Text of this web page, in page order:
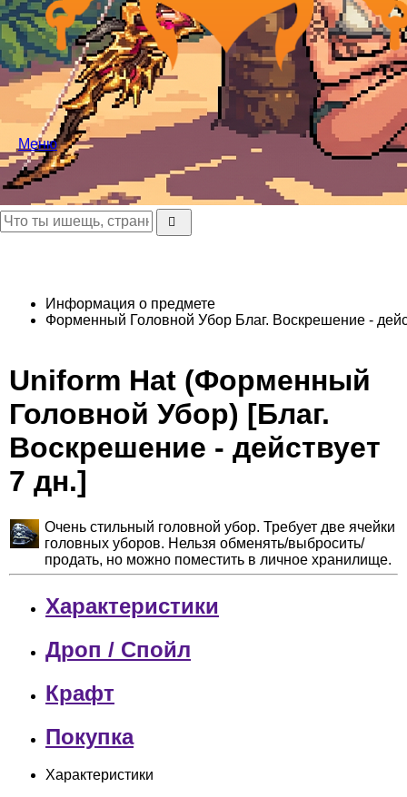
Меню
Информация о предмете
Форменный Головной Убор Благ. Воскрешение -
Uniform Hat (Форменный
Головной Убор) [Благ.
Воскрешение - действует
7 дн.]
Очень стильный головной убор. Требует две ячейки
головных уборов. Нельзя обменять/выбросить/
продать, но можно поместить в личное хранилище.
Характеристики
Дроп / Спойл
Крафт
Покупка
Характеристики